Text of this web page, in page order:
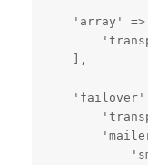
'array' =>
    ],
'failover'